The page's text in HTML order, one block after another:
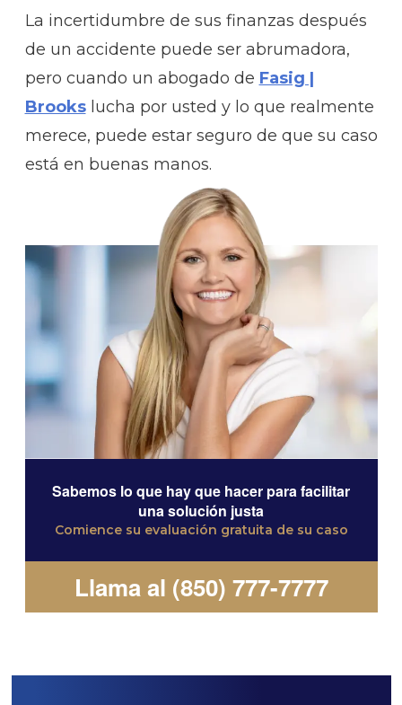
La incertidumbre de sus finanzas después
de un accidente puede ser abrumadora,
pero cuando un abogado de Fasig |
Brookslucha por usted y lo que realmente
merece, puede estar seguro de que su caso
está en buenas manos.
Sabemos lo que hay que hacer para facilitar
una solución justa
Comience su evaluación gratuita de su caso
Llama al (850) 777-7777